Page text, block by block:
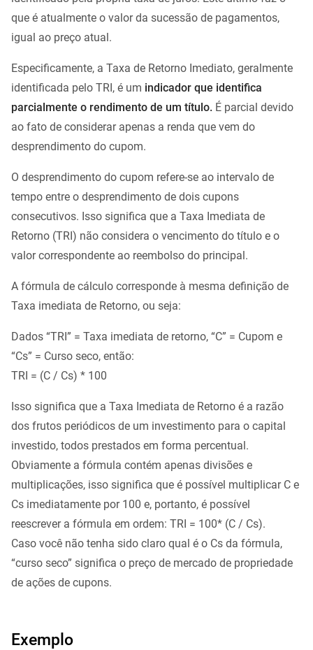
que é atualmente o valor da sucessão de pagamentos,
igual ao preço atual.
Especificamente, a Taxa de Retorno Imediato, geralmente
identificada pelo TRI, é um indicador que identifica
parcialmente o rendimento de um título. É parcial devido
ao fato de considerar apenas a renda que vem do
desprendimento do cupom.
O desprendimento do cupom refere-se ao intervalo de
tempo entre o desprendimento de dois cupons
consecutivos. Isso significa que a Taxa Imediata de
Retorno (TRI) não considera o vencimento do título e o
valor correspondente ao reembolso do principal.
A fórmula de cálculo corresponde à mesma definição de
Taxa imediata de Retorno, ou seja:
Dados “TRI” = Taxa imediata de retorno, “C” = Cupom e
“Cs” = Curso seco, então:
TRI = (C / Cs) * 100
Isso significa que a Taxa Imediata de Retorno é a razão
dos frutos periódicos de um investimento para o capital
investido, todos prestados em forma percentual.
Obviamente a fórmula contém apenas divisões e
multiplicações, isso significa que é possível multiplicar C e
Cs imediatamente por 100 e, portanto, é possível
reescrever a fórmula em ordem: TRI = 100* (C / Cs).
Caso você não tenha sido claro qual é o Cs da fórmula,
“curso seco” significa o preço de mercado de propriedade
de ações de cupons.
Exemplo